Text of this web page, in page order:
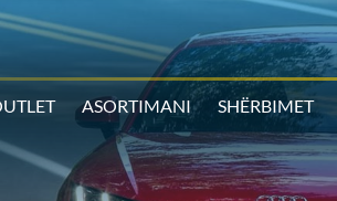
ASORTIMANI SHËRBIMET